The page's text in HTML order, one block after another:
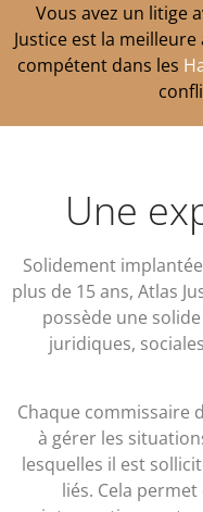
Vous avez un litige
Justice est la
compétent dans les
Une
Solidement
plus de 15 ans, Atlas
possède une
juridiques,
Chaque commissaire
à gérer les
lesquelles il est
liés. Cela